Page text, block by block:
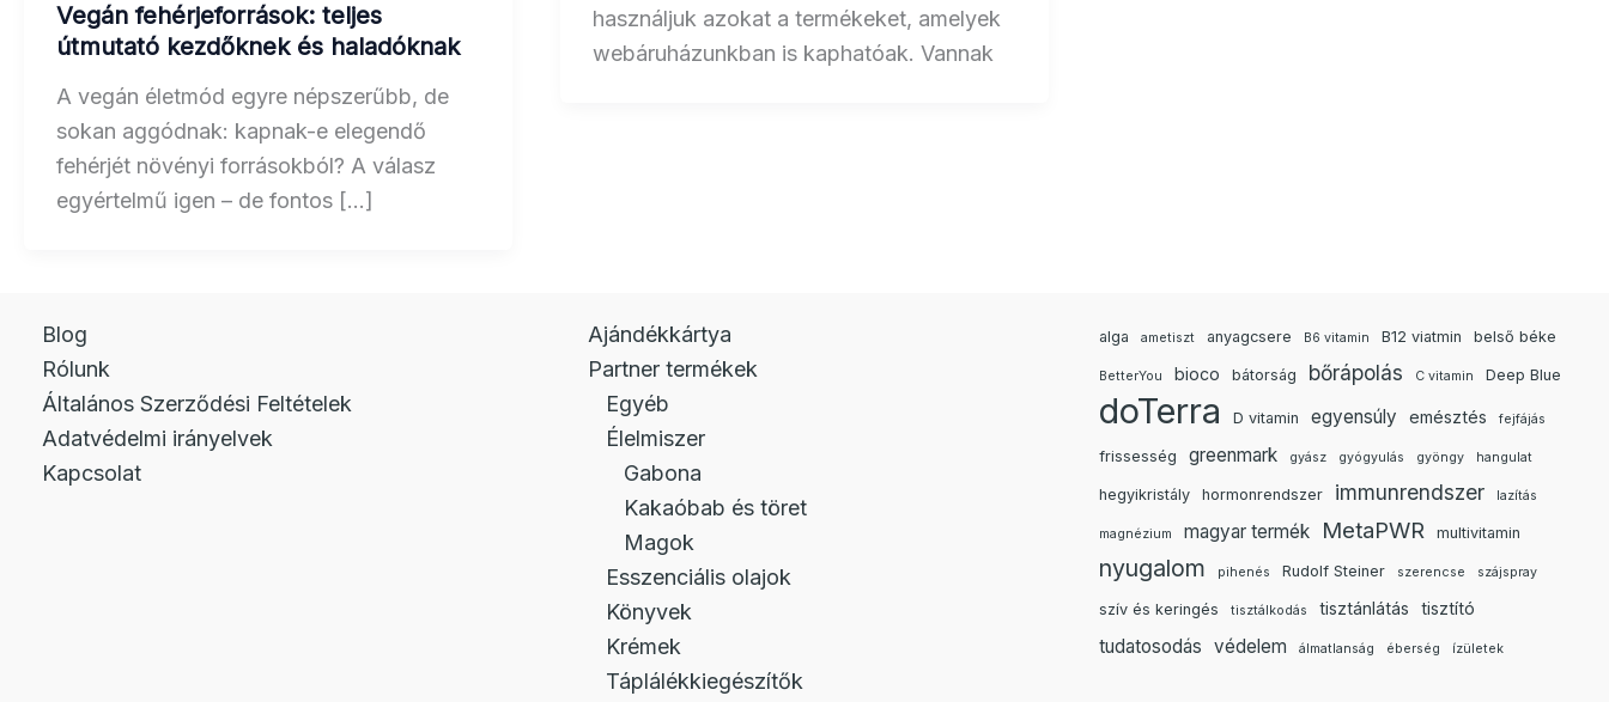
Vegán fehérjeforrások: teljes
útmutató kezdőknek és haladóknak
A vegán életmód egyre népszerűbb, de
sokan aggódnak: kapnak-e elegendő
fehérjét növényi forrásokból? A válasz
egyértelmű igen – de fontos […]
használjuk azokat a termékeket, amelyek
webáruházunkban is kaphatóak. Vannak
Blog
Rólunk
Általános Szerződési Feltételek
Adatvédelmi irányelvek
Kapcsolat
Ajándékkártya
Partner termékek
Egyéb
Élelmiszer
Gabona
Kakaóbab és töret
Magok
Esszenciális olajok
Könyvek
Krémek
Táplálékkiegészítők
alga ametiszt anyagcsere B6 vitamin B12 viatmin belső béke
BetterYou bioco bátorság bőrápolás C vitamin Deep Blue
doTerra D vitamin egyensúly emésztés fejfájás
frissesség greenmark gyász gyógyulás gyöngy hangulat
hegyikristály hormonrendszer immunrendszer lazítás
magnézium magyar termék MetaPWR multivitamin
nyugalom pihenés Rudolf Steiner szerencse szájspray
szív és keringés tisztálkodás tisztánlátás tisztító
tudatosodás védelem álmatlanság éberség ízületek